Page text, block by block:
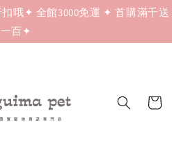
哦✦ 全館3000免運 ✦ 首購滿千送
一百✦